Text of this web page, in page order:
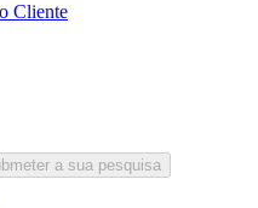
Cliente
a sua pesquisa